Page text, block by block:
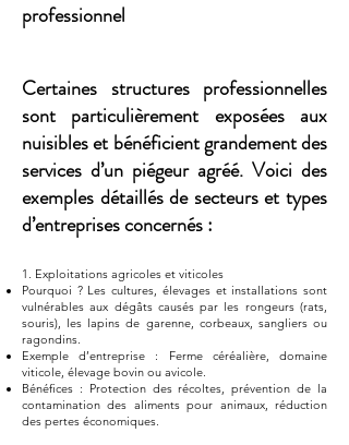
professionnel
Certaines structures professionnelles
sont particulièrement exposées aux
nuisibles et bénéficient grandement des
services d’un piégeur agréé. Voici des
exemples détaillés de secteurs et types
d’entreprises concernés :
1. Exploitations agricoles et viticoles
Pourquoi ? Les cultures, élevages et installations sont
vulnérables aux dégâts causés par les rongeurs (rats,
souris), les lapins de garenne, corbeaux, sangliers ou
ragondins.
Exemple d’entreprise : Ferme céréalière, domaine
viticole, élevage bovin ou avicole.
Bénéfices : Protection des récoltes, prévention de la
contamination des aliments pour animaux, réduction
des pertes économiques.